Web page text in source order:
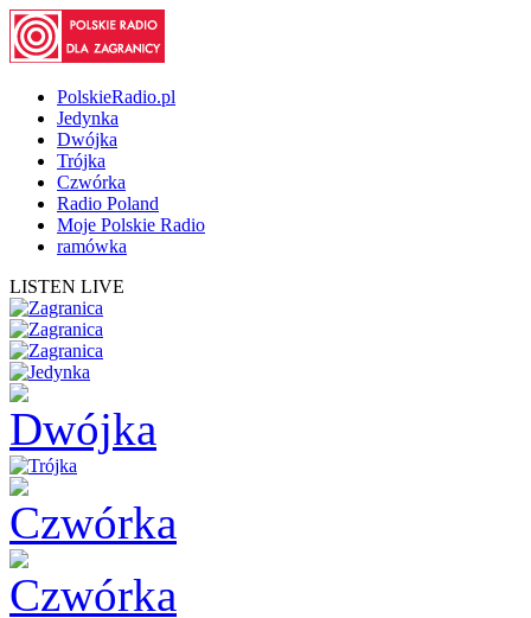
PolskieRadio.pl
Jedynka
Dwójka
Trójka
Czwórka
Radio Poland
Moje Polskie Radio
ramówka
LISTEN LIVE